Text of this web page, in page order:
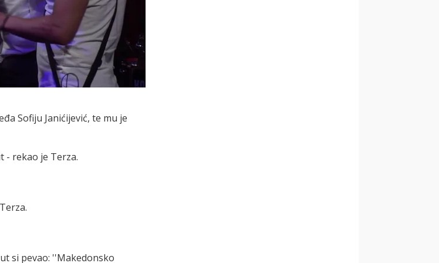
Sofiju Janićijević, te mu je
- rekao je Terza.
si pevao: ''Makedonsko